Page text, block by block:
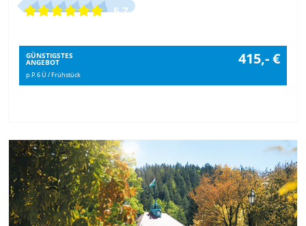
5.7
GÜNSTIGSTES
ANGEBOT 415,- €
p.P. 6 Ü / Frühstück